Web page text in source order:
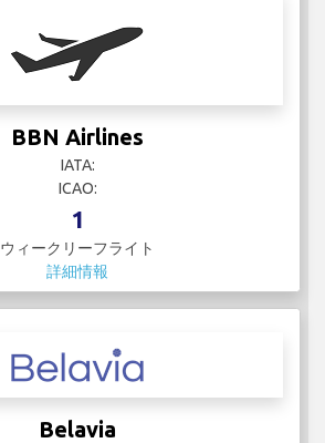
BBN Airlines
IATA:
ICAO:
1
ウィークリーフライト
詳細情報
Belavia